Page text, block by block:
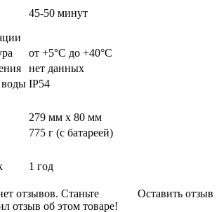
45-50 минут
от +5°С до +40°С
нет данных
IP54
279 мм x 80 мм
775 г (с батареей)
1 год
Оставить отзыв
отзывов. Станьте
отзыв об этом товаре!